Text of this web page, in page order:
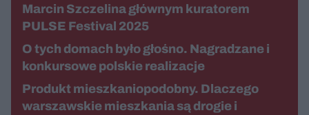
Marcin Szczelina głównym kuratorem
PULSE Festival 2025
O tych domach było głośno. Nagradzane i
konkursowe polskie realizacje
Produkt mieszkaniopodobny. Dlaczego
warszawskie mieszkania są drogie i